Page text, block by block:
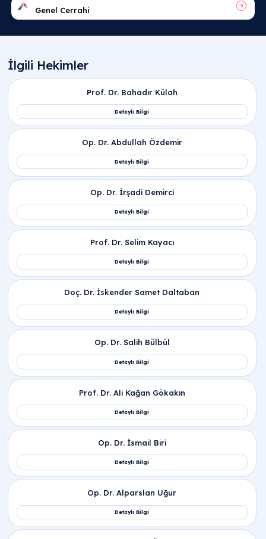
Sıkça Sorulan Sorular
Boyun fıtığı patlaması nasıl anlaşılır?
Boyun fıtığı patlaması; kolda ve parmaklarda ani
elektriklenme hissi,
şiddetli omuz ağrısı
ve el becerilerinde (düğme ilikleme gibi) azalma
kendini gösterir. Ağrı genellikle baş hareketleriyle
şiddetlenir.
Kasık fıtığı patlaması (boğulması) belirtileri